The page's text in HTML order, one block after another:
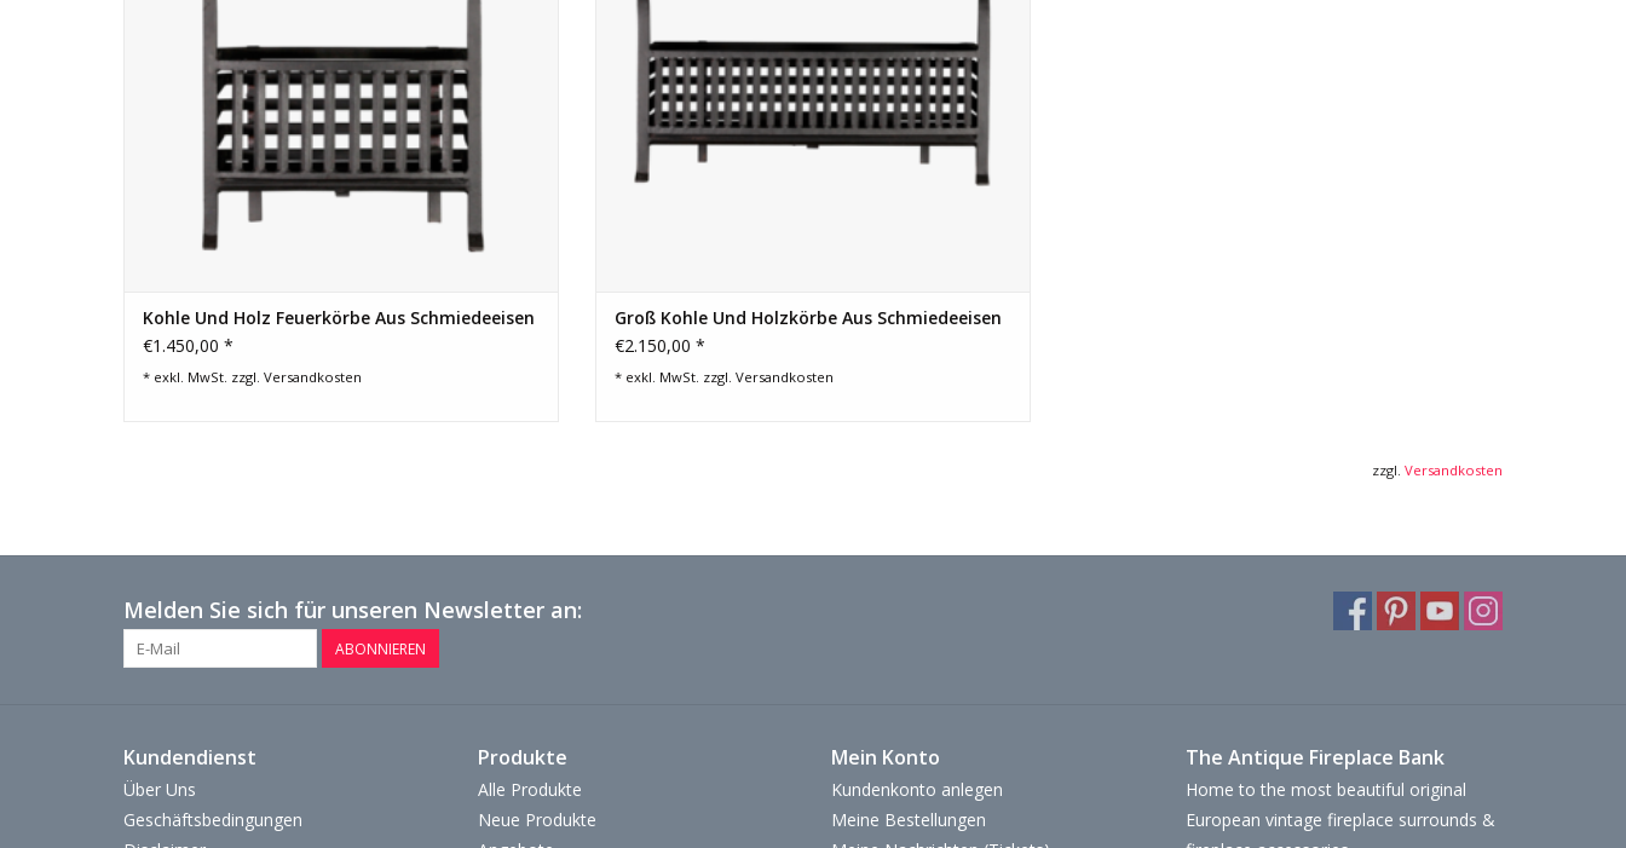
Kohle Und Holz Feuerkörbe Aus Schmiedeeisen
€1.450,00 *
* exkl. MwSt. zzgl. Versandkosten
Groß Kohle Und Holzkörbe Aus Schmiedeeisen
€2.150,00 *
* exkl. MwSt. zzgl. Versandkosten
zzgl. Versandkosten
Melden Sie sich für unseren Newsletter an:
ABONNIEREN
Kundendienst
Über Uns
Geschäftsbedingungen
Produkte
Alle Produkte
Neue Produkte
Mein Konto
Kundenkonto anlegen
Meine Bestellungen
The Antique Fireplace Bank
Home to the most beautiful original
European vintage fireplace surrounds &